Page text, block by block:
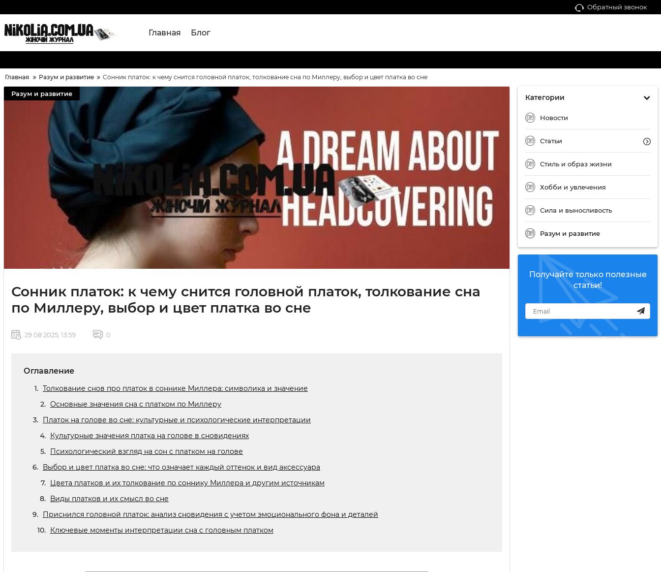
Обратный звонок
Главная Блог
Главная Разум и развитие Сонник платок: к чему снится головной платок, толкование сна по Миллеру, выбор и цвет платка во сне
Категории
Новости
Статьи
Стиль и образ жизни
Хобби и увлечения
Сила и выносливость
Разум и развитие
Получайте только полезные
статьи!
Разум и развитие
Сонник платок: к чему снится головной платок, толкование сна
по Миллеру, выбор и цвет платка во сне
29 08 2025, 13:59 0
Оглавление
Толкование снов про платок в соннике Миллера: символика и значение
Основные значения сна с платком по Миллеру
Платок на голове во сне: культурные и психологические интерпретации
Культурные значения платка на голове в сновидениях
Психологический взгляд на сон с платком на голове
Выбор и цвет платка во сне: что означает каждый оттенок и вид аксессуара
Цвета платков и их толкование по соннику Миллера и другим источникам
Виды платков и их смысл во сне
Приснился головной платок: анализ сновидения с учетом эмоционального фона и деталей
Ключевые моменты интерпретации сна с головным платком